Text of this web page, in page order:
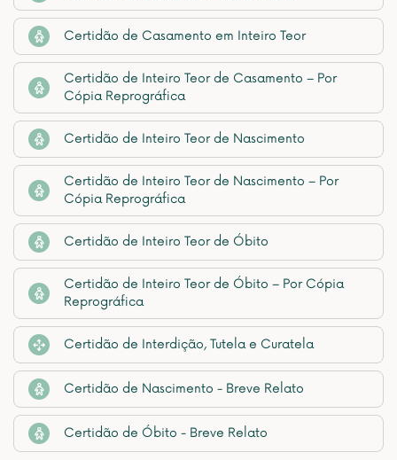
Certidão de Casamento em Inteiro Teor
Certidão de Inteiro Teor de Casamento – Por
Cópia Reprográfica
Certidão de Inteiro Teor de Nascimento
Certidão de Inteiro Teor de Nascimento – Por
Cópia Reprográfica
Certidão de Inteiro Teor de Óbito
Certidão de Inteiro Teor de Óbito – Por Cópia
Reprográfica
Certidão de Interdição, Tutela e Curatela
Certidão de Nascimento - Breve Relato
Certidão de Óbito - Breve Relato